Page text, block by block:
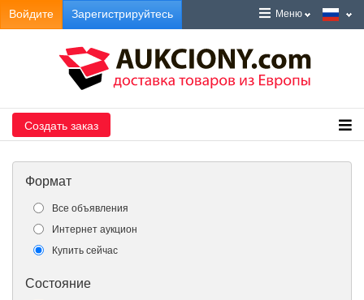
Войдите Зарегистрируйтесь Меню
Создать заказ
Формат
Все объявления
Интернет аукцион
Купить сейчас
Состояние